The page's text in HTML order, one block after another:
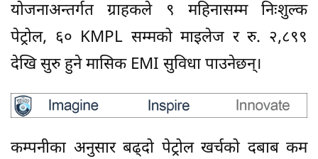
योजनाअन्तर्गत ग्राहकले ९ महिनासम्म निःशुल्क
पेट्रोल, ६० KMPL सम्मको माइलेज र रु. २,८९९
देखि सुरु हुने मासिक EMI सुविधा पाउनेछन्।
कम्पनीका अनुसार बढ्दो पेट्रोल खर्चको दबाब कम